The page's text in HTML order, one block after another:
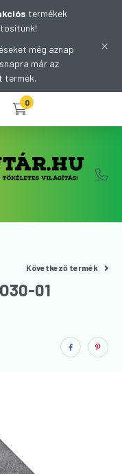
termékek
még aznap
már az
termék.
0
Következő termék
01